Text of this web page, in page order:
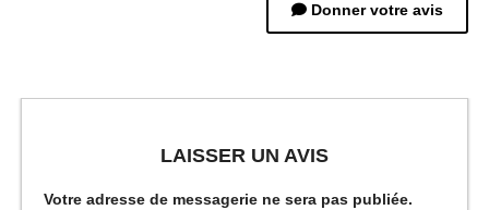
Donner votre avis
LAISSER UN AVIS
Votre adresse de messagerie ne sera pas publiée.